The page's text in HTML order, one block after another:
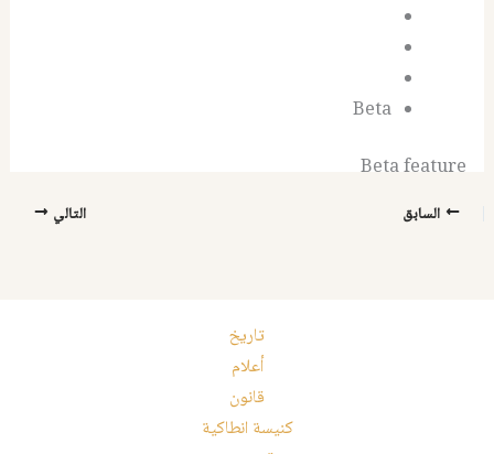
Beta
Beta feature
السابق التالي
تاريخ
أعلام
قانون
كنيسة انطاكية